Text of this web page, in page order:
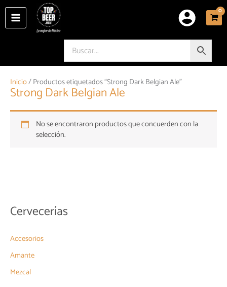
contenido
Cervecerías
Accesorios
Amante
Mezcal
Inicio/ Productos etiquetados “Strong Dark Belgian Ale”
Strong Dark Belgian Ale
No se encontraron productos que concuerden con la
selección.